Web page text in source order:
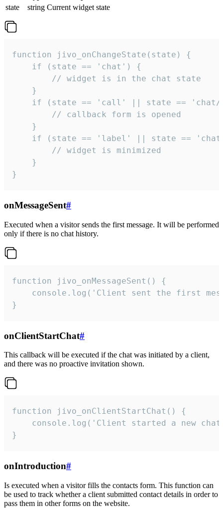
state
string Current widget state
function jivo_onChangeState(state) {
    if (state == 'chat') {
        // widget is in the chat state
    }
if (state == 'call' || state ==
        // callback form is opened
    }
if (state == 'label' || state ==
        // widget is minimized
    }
}
onMessageSent#
Executed when a visitor sends the first message. It will be performed
only if there is no chat history.
function jivo_onMessageSent() {
console.log('Client sent the first
}
onClientStartChat#
This callback will be executed if the chat was initiated by a client,
and there was no proactive invitation shown.
function jivo_onClientStartChat() {
console.log('Client started a new
}
onIntroduction#
Is executed when a visitor fills the contacts form. This function can
be used to track whether a client submitted contact details in order to
pass them in other forms on the website.